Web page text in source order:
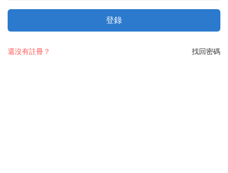
登錄
找回密碼
還沒有註冊？